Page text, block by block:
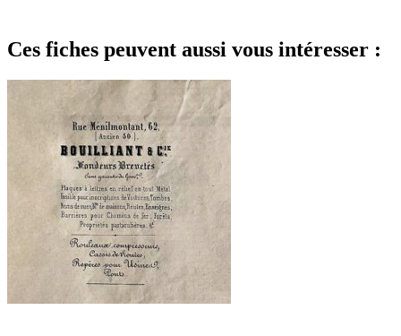
Ces fiches peuvent aussi vous intéresser :